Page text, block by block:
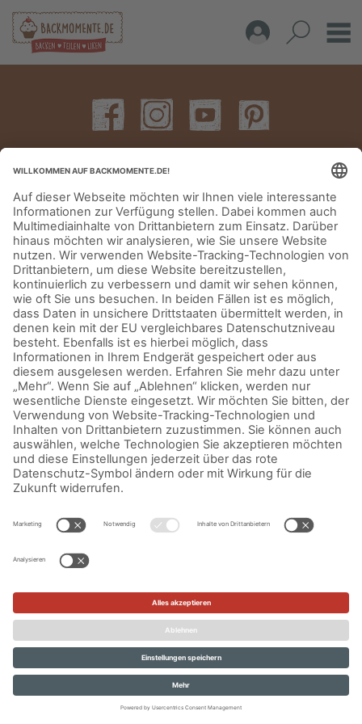
IMPRESSUM DATENSCHUTZERKLÄRUNG AGB KONTAKT
© Aurora Mühlen GmbH - Trettaustraße 49 – D-21107 Hamburg